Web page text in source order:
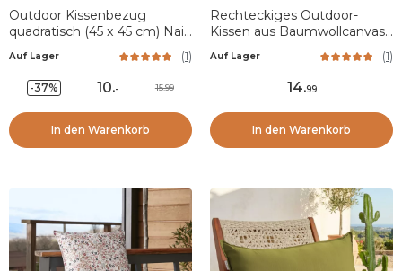
Outdoor Kissenbezug
quadratisch (45 x 45 cm) Naia
Auf Lager (1)
-37% 10.- 15.99
In den Warenkorb
Rechteckiges Outdoor-
Kissen aus Baumwollcanvas
Senfgelb
Auf Lager (1)
14.99
In den Warenkorb